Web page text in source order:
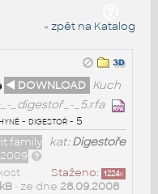
« zpět na Katalog
◄ DOWNLOAD Kuch
_digestoř_-_5.rfa
- digestoř - 5
kat:Digestoře
family
Staženo: 1224x
• ze dne 28.09.2008